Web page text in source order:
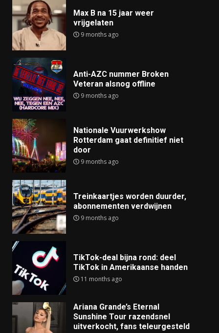
Max B na 15 jaar weer
vrijgelaten
9 months ago
Anti-AZC nummer Broken
Veteran alsnog offline
9 months ago
Nationale Vuurwerkshow
Rotterdam gaat definitief niet
door
9 months ago
Treinkaartjes worden duurder,
abonnementen verdwijnen
9 months ago
TikTok-deal bijna rond: deel
TikTok in Amerikaanse handen
11 months ago
Ariana Grande’s Eternal
Sunshine Tour razendsnel
uitverkocht, fans teleurgesteld